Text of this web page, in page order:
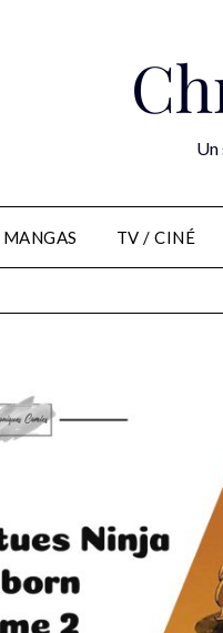
Un
MANGAS TV / CINÉ